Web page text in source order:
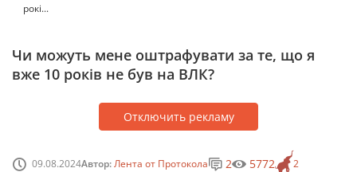
рокі...
Чи можуть мене оштрафувати за те, що я
вже 10 років не був на ВЛК?
Отключить рекламу
09.08.2024Автор:Лента от Протокола 2
2 5772